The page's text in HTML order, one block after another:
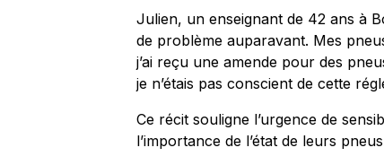
Julien, un enseignant de 42 ans à
de problème auparavant. Mes
j’ai reçu une amende pour des
je n’étais pas conscient de cette
Ce récit souligne l’urgence de
l’importance de l’état de leurs